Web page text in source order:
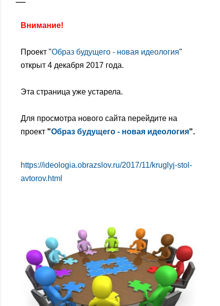
Внимание!
Проект "Образ будущего - новая идеология"
открыт 4 декабря 2017 года.
Эта страница уже устарела.
Для просмотра нового сайта перейдите на
проект "Образ будущего - новая идеология".
https://ideologia.obrazslov.ru/2017/11/kruglyj-stol-
avtorov.html